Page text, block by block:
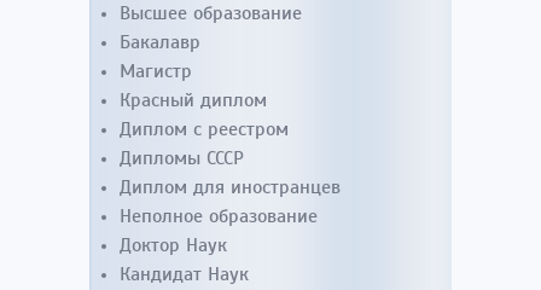
Высшее образование
Бакалавр
Магистр
Красный диплом
Диплом с реестром
Дипломы СССР
Диплом для иностранцев
Неполное образование
Доктор Наук
Кандидат Наук